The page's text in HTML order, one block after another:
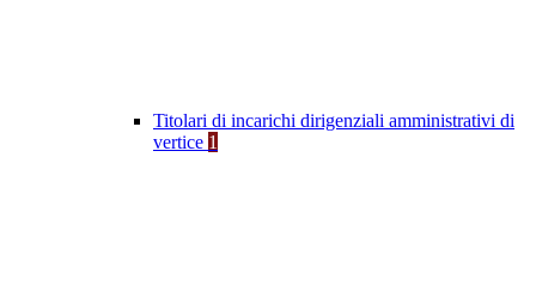
Titolari di incarichi dirigenziali amministrativi di
vertice 1